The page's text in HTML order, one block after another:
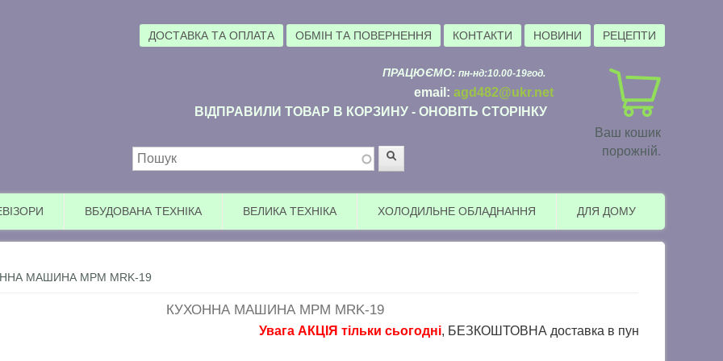
ДОСТАВКА ТА ОПЛАТА ОБМІН ТА ПОВЕРНЕННЯ КОНТАКТИ НОВИНИ РЕЦЕПТИ
Ваш кошик
порожній.
ПРАЦЮЄМО: пн-нд:10.00-19год.
email: agd482@ukr.net
ВІДПРАВИЛИ ТОВАР В КОРЗИНУ - ОНОВІТЬ СТОРІНКУ
Пошукова форма
ВБУДОВАНА ТЕХНІКА ВЕЛИКА ТЕХНІКА ХОЛОДИЛЬНЕ ОБЛАДНАННЯ ДЛЯ ДОМУ
МАШИНА MPM MRK-19
КУХОННА МАШИНА MPM MRK-19
Увага АКЦІЯ тільки сьогодні, БЕЗКОШТОВНА доставка в пункти видачі Розетка (